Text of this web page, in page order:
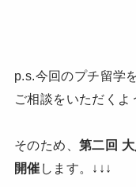
p.s.今回のプチ留学
ご相談をいただくよ
そのため、 第二回
開催 します。↓↓↓